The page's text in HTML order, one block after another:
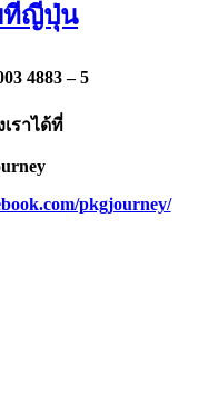
ที่ญี่ปุ่น
4883 – 5
ราได้ที่
pkgjourney/